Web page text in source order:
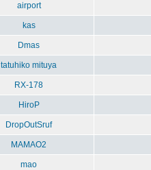
airport
kas
Dmas
tatuhiko mituya
RX-178
HiroP
DropOutSruf
MAMAO2
mao